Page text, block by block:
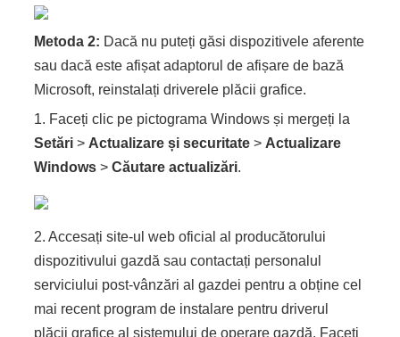
Metoda 2: Dacă nu puteți găsi dispozitivele aferente
sau dacă este afișat adaptorul de afișare de bază
Microsoft, reinstalați driverele plăcii grafice.
1. Faceți clic pe pictograma Windows și mergeți la
Setări > Actualizare și securitate > Actualizare
Windows >Căutare actualizări.
2. Accesați site-ul web oficial al producătorului
dispozitivului gazdă sau contactați personalul
serviciului post-vânzări al gazdei pentru a obține cel
mai recent program de instalare pentru driverul
plăcii grafice al sistemului de operare gazdă. Faceți